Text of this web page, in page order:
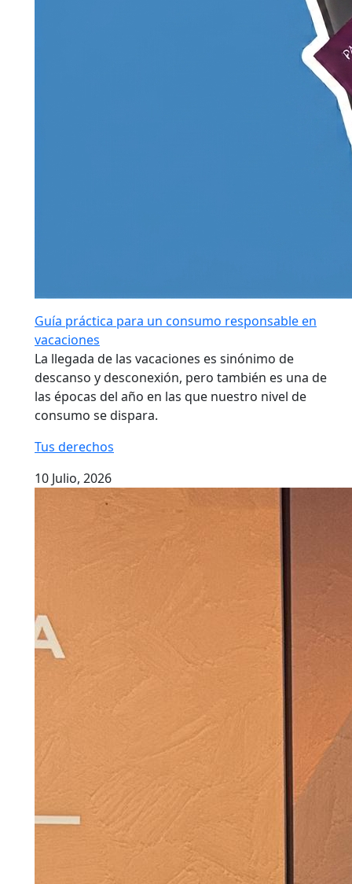
Guía práctica para un consumo responsable en
vacaciones
La llegada de las vacaciones es sinónimo de
descanso y desconexión, pero también es una de
las épocas del año en las que nuestro nivel de
consumo se dispara.
Tus derechos
10 Julio, 2026